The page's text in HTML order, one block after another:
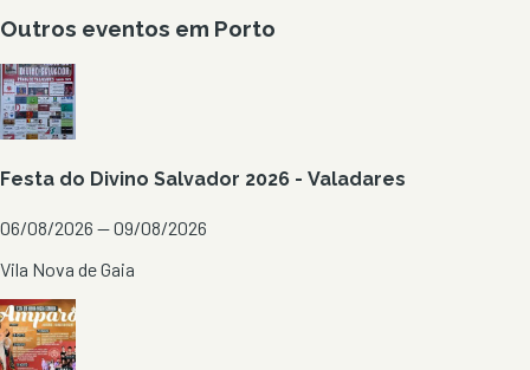
Outros eventos em Porto
Festa do Divino Salvador 2026 - Valadares
06/08/2026 — 09/08/2026
Vila Nova de Gaia